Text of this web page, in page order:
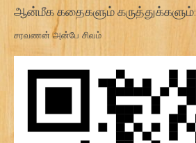
ஆன்மீக கதைகளும் கருத்துக்களும்:
சரவணன் அன்பே சிவம்